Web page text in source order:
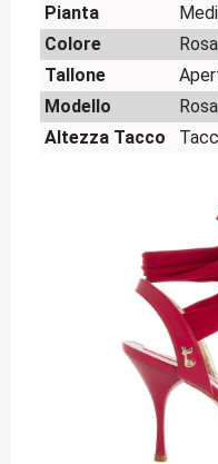
Pianta
Colore
Rosa
Tallone
Modello
Rosa
Altezza Tacco